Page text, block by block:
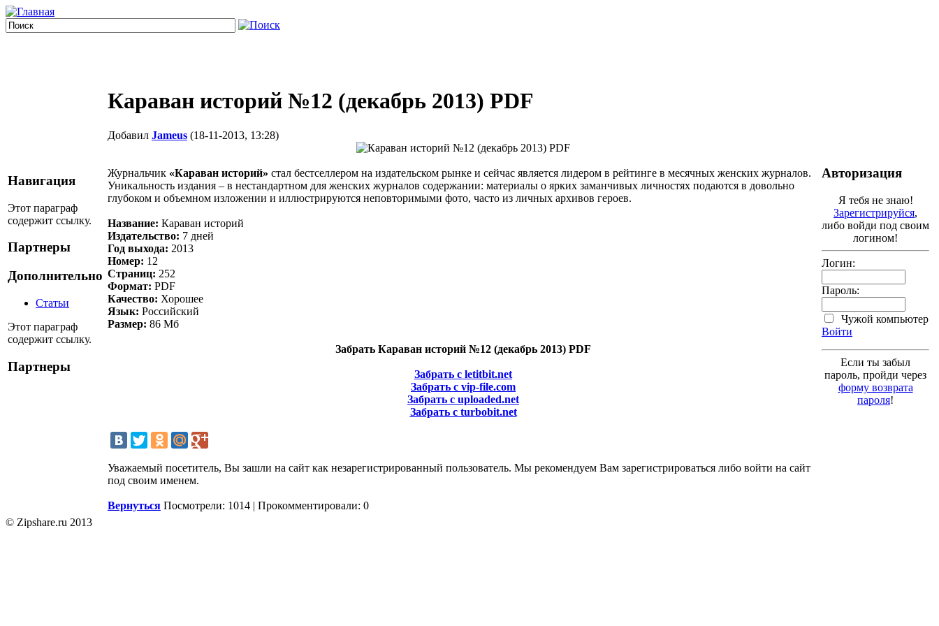
Навигация
Этот параграф
содержит ссылку.
Партнеры
Дополнительно
Статьи
Этот параграф
содержит ссылку.
Партнеры
Караван историй №12 (декабрь 2013) PDF
Добавил Jameus (18-11-2013, 13:28)
Журнальчик «Караван историй» стал бестселлером на издательском рынке и сейчас является лидером в рейтинге в месячных женских журналов.
Уникальность издания – в нестандартном для женских журналов содержании: материалы о ярких заманчивых личностях подаются в довольно
глубоком и объемном изложении и иллюстрируются неповторимыми фото, часто из личных архивов героев.
Название: Караван историй
Издательство: 7 дней
Год выхода: 2013
Номер: 12
Страниц: 252
Формат: PDF
Качество: Хорошее
Язык: Российский
Размер: 86 Мб
Забрать Караван историй №12 (декабрь 2013) PDF
Забрать с letitbit.net
Забрать с vip-file.com
Забрать с uploaded.net
Забрать с turbobit.net
Уважаемый посетитель, Вы зашли на сайт как незарегистрированный пользователь. Мы рекомендуем Вам зарегистрироваться либо войти на сайт
под своим именем.
Вернуться Посмотрели: 1014 | Прокомментировали: 0
Авторизация
Я тебя не знаю!
Зарегистрируйся,
либо войди под своим
логином!
Логин:
Пароль:
Чужой компьютер
Войти
Если ты забыл
пароль, пройди через
форму возврата
пароля!
© Zipshare.ru 2013